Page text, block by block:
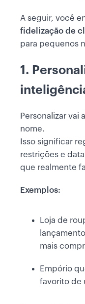
A seguir, você
fidelização de
para pequenos
1.
Personalizar vai
nome.
Isso significar
restrições e
que realmente
Exemplos:
Loja de
mais
Empório
favorito de